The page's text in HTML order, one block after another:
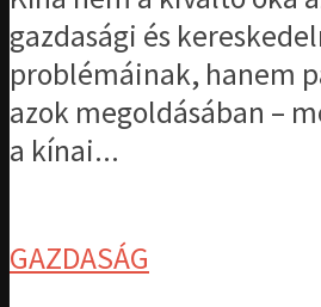
gazdasági és
problémáinak, hanem
azok megoldásában –
a kínai...
GAZDASÁG